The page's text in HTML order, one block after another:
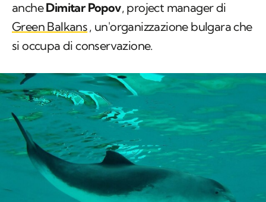
ancheDimitar Popov, project manager di
Green Balkans, un'organizzazione bulgara che
si occupa di conservazione.